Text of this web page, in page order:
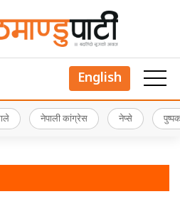
English
नेपाली कांग्रेस नेप्से